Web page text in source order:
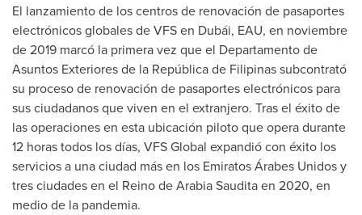
El lanzamiento de los centros de renovación de pasaportes
electrónicos globales de VFS en Dubái, EAU, en noviembre
de 2019 marcó la primera vez que el Departamento de
Asuntos Exteriores de la República de Filipinas subcontrató
su proceso de renovación de pasaportes electrónicos para
sus ciudadanos que viven en el extranjero. Tras el éxito de
las operaciones en esta ubicación piloto que opera durante
12 horas todos los días, VFS Global expandió con éxito los
servicios a una ciudad más en los Emiratos Árabes Unidos y
tres ciudades en el Reino de Arabia Saudita en 2020, en
medio de la pandemia.